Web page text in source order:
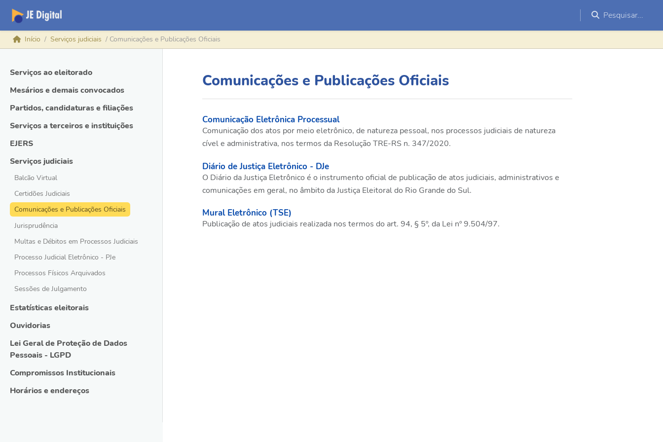
Pesquisar...
Início Serviços judiciais Comunicações e Publicações Oficiais
Serviços ao eleitorado
Mesários e demais convocados
Partidos, candidaturas e filiações
Serviços a terceiros e instituições
EJERS
Serviços judiciais
Balcão Virtual
Certidões Judiciais
Comunicações e Publicações Oficiais
Jurisprudência
Multas e Débitos em Processos Judiciais
Processo Judicial Eletrônico - PJe
Processos Físicos Arquivados
Sessões de Julgamento
Estatísticas eleitorais
Ouvidorias
Lei Geral de Proteção de Dados
Pessoais - LGPD
Compromissos Institucionais
Horários e endereços
Comunicações e Publicações Oficiais
Comunicação Eletrônica Processual
Comunicação dos atos por meio eletrônico, de natureza pessoal, nos processos judiciais de natureza
cível e administrativa, nos termos da Resolução TRE-RS n. 347/2020.
Diário de Justiça Eletrônico - DJe
O Diário da Justiça Eletrônico é o instrumento oficial de publicação de atos judiciais, administrativos e
comunicações em geral, no âmbito da Justiça Eleitoral do Rio Grande do Sul.
Mural Eletrônico (TSE)
Publicação de atos judiciais realizada nos termos do art. 94, § 5º, da Lei nº 9.504/97.